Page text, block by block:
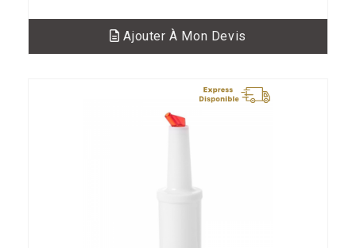
Ajouter À Mon Devis